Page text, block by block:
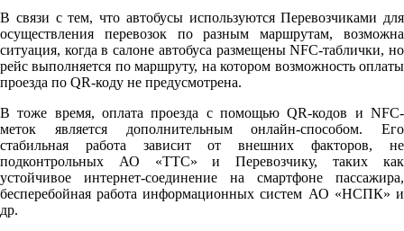
В связи с тем, что автобусы используются Перевозчиками для
осуществления перевозок по разным маршрутам, возможна
ситуация, когда в салоне автобуса размещены NFC-таблички, но
рейс выполняется по маршруту, на котором возможность оплаты
проезда по QR-коду не предусмотрена.
В тоже время, оплата проезда с помощью QR-кодов и NFC-
меток является дополнительным онлайн-способом. Его
стабильная работа зависит от внешних факторов, не
подконтрольных АО «ТТС» и Перевозчику, таких как
устойчивое интернет-соединение на смартфоне пассажира,
бесперебойная работа информационных систем АО «НСПК» и
др.